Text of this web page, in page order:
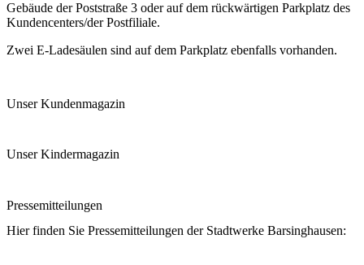
Gebäude der Poststraße 3 oder auf dem rückwärtigen Parkplatz des
Kundencenters/der Postfiliale.
Zwei E-Ladesäulen sind auf dem Parkplatz ebenfalls vorhanden.
Unser Kundenmagazin
Unser Kindermagazin
Pressemitteilungen
Hier finden Sie Pressemitteilungen der Stadtwerke Barsinghausen: